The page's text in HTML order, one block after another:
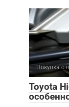
Покупка с
Toyota